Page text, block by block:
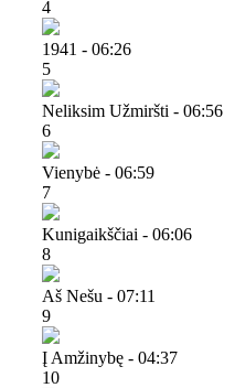
4
1941 - 06:26
5
Neliksim Užmiršti - 06:56
6
Vienybė - 06:59
7
Kunigaikščiai - 06:06
8
Aš Nešu - 07:11
9
Į Amžinybę - 04:37
10